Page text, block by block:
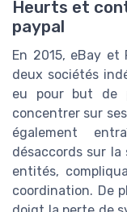
Heurts et
paypal
En 2015, eBay et
deux sociétés
eu pour but de
concentrer sur
également
désaccords sur
entités,
coordination. De